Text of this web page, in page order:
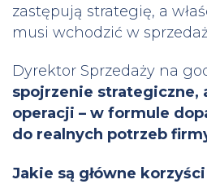
zastępują strategię, a
musi wchodzić w
Dyrektor Sprzedaży na
spojrzenie strategiczne,
operacji – w formule
do realnych potrzeb
Jakie są główne